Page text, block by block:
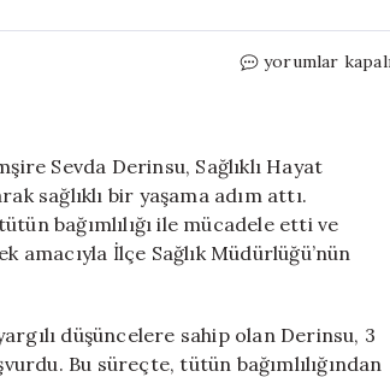
20
Eden
Hemşire
3
Ayda
Geçiş
Yaptı
yorumlar
Sevda Derinsu, Sağlıklı Hayat
sağlıklı bir yaşama adım attı.
bağımlılığı ile mücadele etti ve
İlçe Sağlık Müdürlüğü’nün
düşüncelere sahip olan Derinsu, 3
Bu süreçte, tütün bağımlılığından